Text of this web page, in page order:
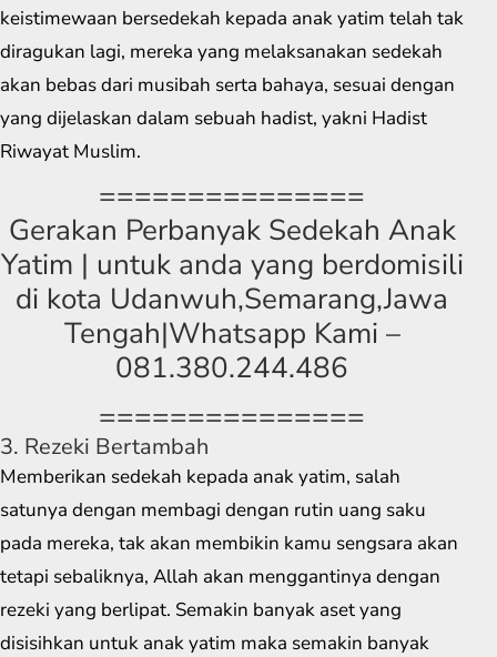
keistimewaan bersedekah kepada anak yatim telah tak
diragukan lagi, mereka yang melaksanakan sedekah
akan bebas dari musibah serta bahaya, sesuai dengan
yang dijelaskan dalam sebuah hadist, yakni Hadist
Riwayat Muslim.
===============
Gerakan Perbanyak Sedekah Anak
Yatim | untuk anda yang berdomisili
di kota Udanwuh,Semarang,Jawa
Tengah|Whatsapp Kami –
081.380.244.486
===============
3. Rezeki Bertambah
Memberikan sedekah kepada anak yatim, salah
satunya dengan membagi dengan rutin uang saku
pada mereka, tak akan membikin kamu sengsara akan
tetapi sebaliknya, Allah akan menggantinya dengan
rezeki yang berlipat. Semakin banyak aset yang
disisihkan untuk anak yatim maka semakin banyak